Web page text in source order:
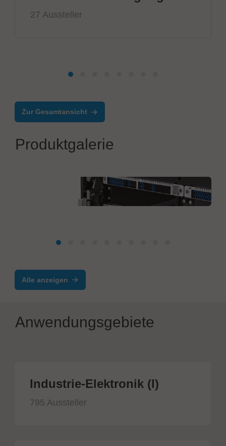
27 Aussteller
Zur Gesamtansicht
Produktgalerie
Alle anzeigen
Anwendungsgebiete
Industrie-Elektronik (I)
795 Aussteller